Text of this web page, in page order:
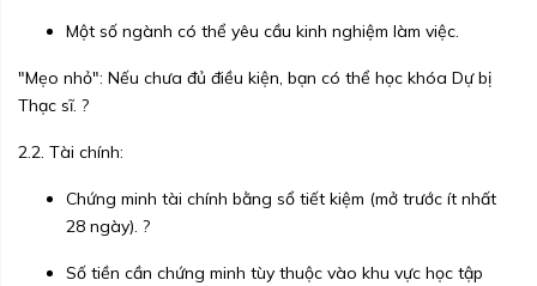
Một số ngành có thể yêu cầu kinh nghiệm làm việc.
"Mẹo nhỏ": Nếu chưa đủ điều kiện, bạn có thể học khóa Dự bị
Thạc sĩ. ?
2.2. Tài chính:
Chứng minh tài chính bằng sổ tiết kiệm (mở trước ít nhất
28 ngày). ?
Số tiền cần chứng minh tùy thuộc vào khu vực học tập